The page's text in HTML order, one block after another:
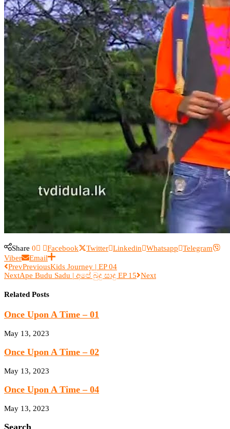
Share 0 Facebook Twitter Linkedin Whatsapp
Telegram
Viber
Email
PrevPreviousKids Journey | EP 04
NextApe Budu Sadu | අපේ බුදු සාදු EP 15 Next
Related Posts
Once Upon A Time – 01
May 13, 2023
Once Upon A Time – 02
May 13, 2023
Once Upon A Time – 04
May 13, 2023